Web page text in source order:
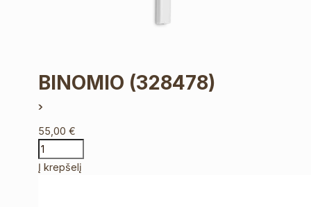
BINOMIO (328478)
55,00€
Į krepšelį